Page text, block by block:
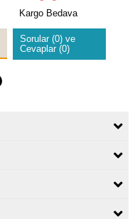
Kargo Bedava
Sorular (0) ve
Cevaplar (0)